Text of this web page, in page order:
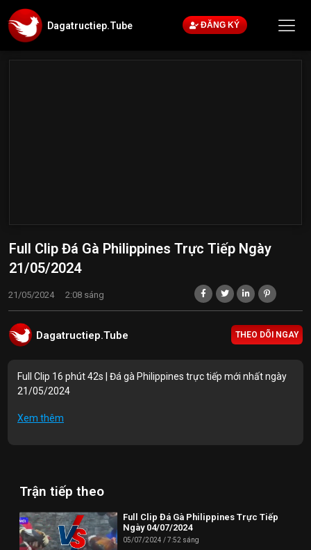
Dagatructiep.Tube ĐĂNG KÝ
Full Clip Đá Gà Philippines Trực Tiếp Ngày
21/05/2024
21/05/2024 2:08 sáng
Dagatructiep.Tube THEO DÕI NGAY
Full Clip 16 phút 42s | Đá gà Philippines trực tiếp mới nhất ngày
21/05/2024
Mục lục Video:
11:45 | PO1 trận 3
13:58 | PO1 trận 4
16:42 | PO1 trận 5
Xem thêm
Trận tiếp theo
Full Clip Đá Gà Philippines Trực Tiếp
Ngày 04/07/2024
05/07/2024 7:52 sáng